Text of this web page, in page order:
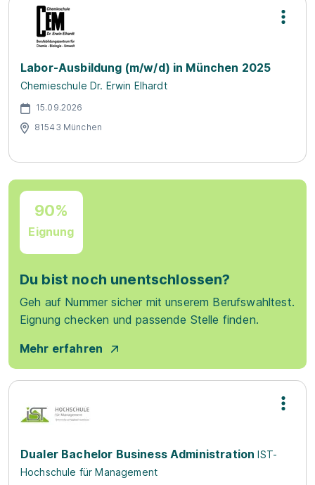
Labor-Ausbildung (m/w/d) in München 2025
Chemieschule Dr. Erwin Elhardt
15.09.2026
81543 München
90%
Eignung
Du bist noch unentschlossen?
Geh auf Nummer sicher mit unserem Berufswahltest.
Eignung checken und passende Stelle finden.
Mehr erfahren
Dualer Bachelor Business Administration IST-
Hochschule für Management